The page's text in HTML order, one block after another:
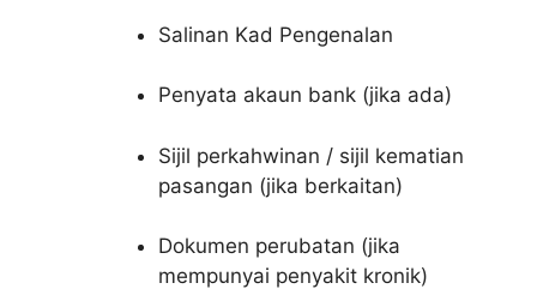
Salinan Kad Pengenalan
Penyata akaun bank (jika ada)
Sijil perkahwinan / sijil kematian
pasangan (jika berkaitan)
Dokumen perubatan (jika
mempunyai penyakit kronik)